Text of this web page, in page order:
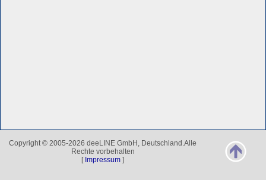
Copyright © 2005-2026 deeLINE GmbH, Deutschland.Alle
Rechte vorbehalten
[ Impressum ]